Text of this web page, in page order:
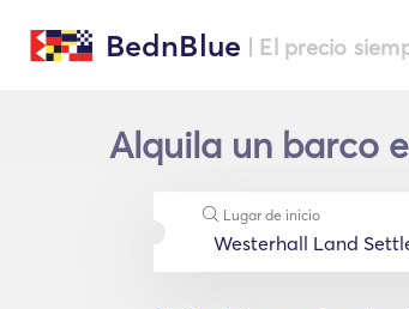
BednBlue | El precio
Alquila un barco
Lugar de inicio